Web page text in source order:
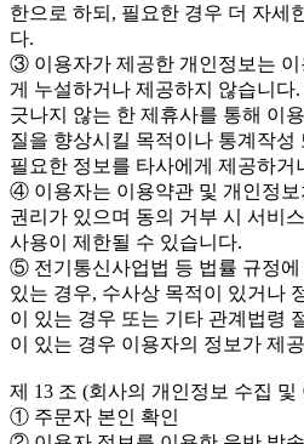
한으로 하되, 필요한 경우 더 자세
다.
③ 이용자가 제공한 개인정보는 이
게 누설하거나 제공하지 않습니다
긋나지 않는 한 제휴사를 통해 이
질을 향상시킬 목적이나 통계작성
필요한 정보를 타사에게 제공하거
④ 이용자는 이용약관 및 개인정
권리가 있으며 동의 거부 시 서비
사용이 제한될 수 있습니다.
⑤ 전기통신사업법 등 법률 규정
있는 경우, 수사상 목적이 있거나
이 있는 경우 또는 기타 관계법령
이 있는 경우 이용자의 정보가 제
제 13 조 (회사의 개인정보 수집 및
① 주문자 본인 확인